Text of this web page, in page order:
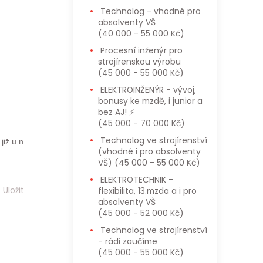
u nás
pro ně
osobní
Uložit
absolventy VŠ
(40 000 - 55 000 Kč)
strojírenskou výrobu
(45 000 - 55 000 Kč)
bonusy ke mzdě, i junior a
bez AJ! ⚡
(45 000 - 70 000 Kč)
(vhodné i pro absolventy
VŠ) (45 000 - 55 000 Kč)
flexibilita, 13.mzda a i pro
absolventy VŠ
(45 000 - 52 000 Kč)
- rádi zaučíme
(45 000 - 55 000 Kč)